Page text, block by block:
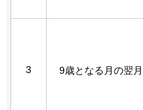
3 9歳となる月の翌月